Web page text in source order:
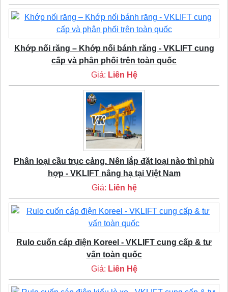
Khớp nối răng – Khớp nối bánh răng - VKLIFT cung
cấp và phân phối trên toàn quốc
Giá: Liên Hệ
Phân loại cầu trục cảng. Nên lắp đặt loại nào thì phù
hợp - VKLIFT nâng hạ tại Việt Nam
Giá: Liên hệ
Rulo cuốn cáp điện Koreel - VKLIFT cung cấp & tư
vấn toàn quốc
Giá: Liên Hệ